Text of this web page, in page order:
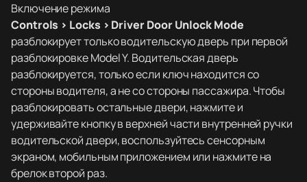
Включение режима
Controls > Locks > Driver Door Unlock Mode
разблокирует только водительскую дверь при первой
разблокировке Model Y. Водительская дверь
разблокируется, только если ключ находится со
стороны водителя, а не со стороны пассажира. Чтобы
разблокировать остальные двери, нажмите и
удерживайте кнопку в верхней части внутренней ручки
водительской двери, воспользуйтесь сенсорным
экраном, мобильным приложением или нажмите на
брелок второй раз.